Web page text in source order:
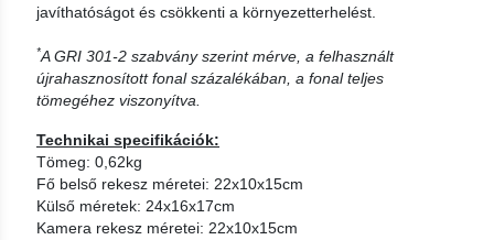
javíthatóságot és csökkenti a környezetterhelést.
*A GRI 301-2 szabvány szerint mérve, a felhasznált
újrahasznosított fonal százalékában, a fonal teljes
tömegéhez viszonyítva.
Technikai specifikációk:
Tömeg: 0,62kg
Fő belső rekesz méretei: 22x10x15cm
Külső méretek: 24x16x17cm
Kamera rekesz méretei: 22x10x15cm